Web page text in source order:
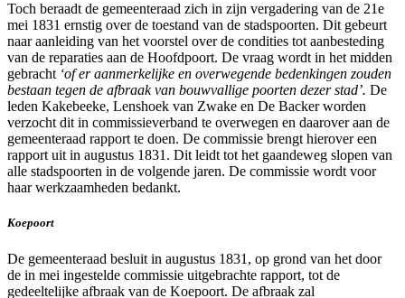
Toch beraadt de gemeenteraad zich in zijn vergadering van de 21e
mei 1831 ernstig over de toestand van de stadspoorten. Dit gebeurt
naar aanleiding van het voorstel over de condities tot aanbesteding
van de reparaties aan de Hoofdpoort. De vraag wordt in het midden
gebracht ‘of er aanmerkelijke en overwegende bedenkingen zouden
bestaan tegen de afbraak van bouwvallige poorten dezer stad’. De
leden Kakebeeke, Lenshoek van Zwake en De Backer worden
verzocht dit in commissieverband te overwegen en daarover aan de
gemeenteraad rapport te doen. De commissie brengt hierover een
rapport uit in augustus 1831. Dit leidt tot het gaandeweg slopen van
alle stadspoorten in de volgende jaren. De commissie wordt voor
haar werkzaamheden bedankt.
Koepoort
De gemeenteraad besluit in augustus 1831, op grond van het door
de in mei ingestelde commissie uitgebrachte rapport, tot de
gedeeltelijke afbraak van de Koepoort. De afbraak zal